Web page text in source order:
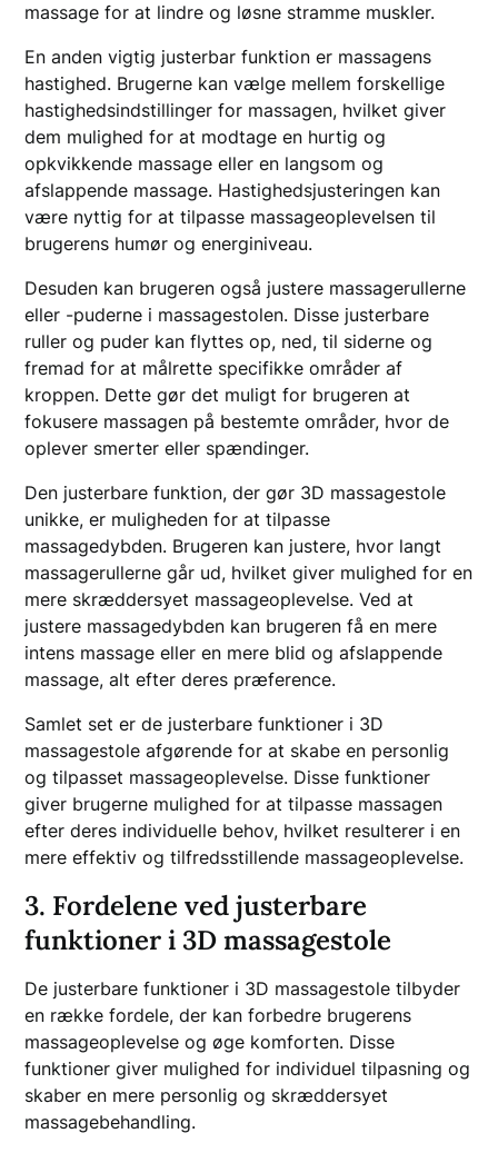
massage for at lindre og løsne stramme muskler.
En anden vigtig justerbar funktion er massagens
hastighed. Brugerne kan vælge mellem forskellige
hastighedsindstillinger for massagen, hvilket giver
dem mulighed for at modtage en hurtig og
opkvikkende massage eller en langsom og
afslappende massage. Hastighedsjusteringen kan
være nyttig for at tilpasse massageoplevelsen til
brugerens humør og energiniveau.
Desuden kan brugeren også justere massagerullerne
eller -puderne i massagestolen. Disse justerbare
ruller og puder kan flyttes op, ned, til siderne og
fremad for at målrette specifikke områder af
kroppen. Dette gør det muligt for brugeren at
fokusere massagen på bestemte områder, hvor de
oplever smerter eller spændinger.
Den justerbare funktion, der gør 3D massagestole
unikke, er muligheden for at tilpasse
massagedybden. Brugeren kan justere, hvor langt
massagerullerne går ud, hvilket giver mulighed for en
mere skræddersyet massageoplevelse. Ved at
justere massagedybden kan brugeren få en mere
intens massage eller en mere blid og afslappende
massage, alt efter deres præference.
Samlet set er de justerbare funktioner i 3D
massagestole afgørende for at skabe en personlig
og tilpasset massageoplevelse. Disse funktioner
giver brugerne mulighed for at tilpasse massagen
efter deres individuelle behov, hvilket resulterer i en
mere effektiv og tilfredsstillende massageoplevelse.
3. Fordelene ved justerbare
funktioner i 3D massagestole
De justerbare funktioner i 3D massagestole tilbyder
en række fordele, der kan forbedre brugerens
massageoplevelse og øge komforten. Disse
funktioner giver mulighed for individuel tilpasning og
skaber en mere personlig og skræddersyet
massagebehandling.